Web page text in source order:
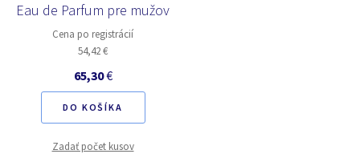
Eau de Parfum pre mužov
Cena po registrácií
54,42 €
65,30€
DO KOŠÍKA
Zadať počet kusov